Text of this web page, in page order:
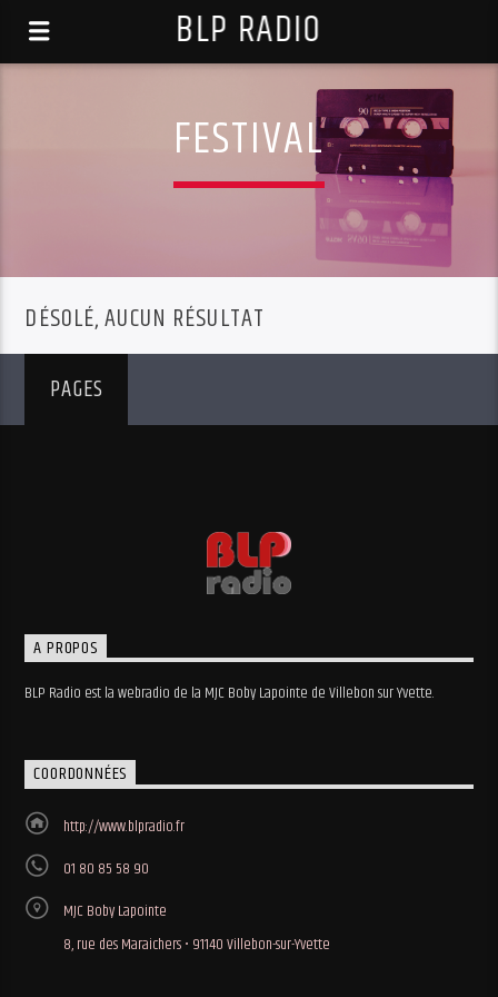
BLP RADIO
FESTIVAL
DÉSOLÉ, AUCUN RÉSULTAT
PAGES
A PROPOS
BLP Radio est la webradio de la MJC Boby Lapointe de Villebon sur Yvette.
COORDONNÉES
http://www.blpradio.fr
01 80 85 58 90
MJC Boby Lapointe
8, rue des Maraichers • 91140 Villebon-sur-Yvette